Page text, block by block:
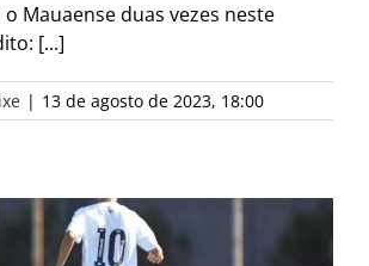
Mauaense duas vezes neste
[...]
| 13 de agosto de 2023, 18:00